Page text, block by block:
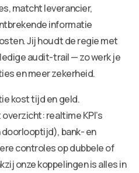
matcht leverancier,
informatie
Jij houdt de regie met
audit-trail — zo werk je
en meer zekerheid.
kost tijd en geld.
realtime KPI’s
bank- en
controles op dubbele of
onze koppelingen is alles in